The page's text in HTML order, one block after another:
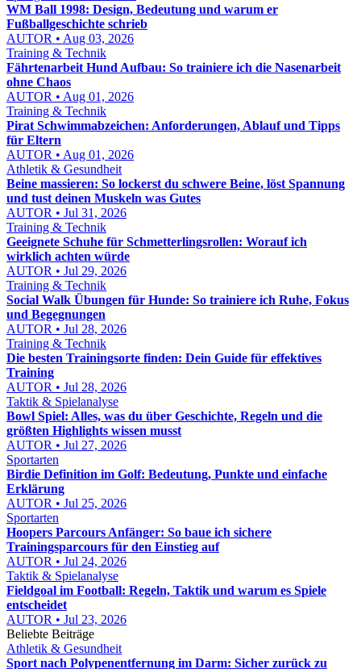
WM Ball 1998: Design, Bedeutung und warum er
Fußballgeschichte schrieb
AUTOR • Aug 03, 2026
Training & Technik
Fährtenarbeit Hund Aufbau: So trainiere ich die Nasenarbeit
ohne Chaos
AUTOR • Aug 01, 2026
Training & Technik
Pirat Schwimmabzeichen: Anforderungen, Ablauf und Tipps
für Eltern
AUTOR • Aug 01, 2026
Athletik & Gesundheit
Beine massieren: So lockerst du schwere Beine, löst Spannung
und tust deinen Muskeln was Gutes
AUTOR • Jul 31, 2026
Training & Technik
Geeignete Schuhe für Schmetterlingsrollen: Worauf ich
wirklich achten würde
AUTOR • Jul 29, 2026
Training & Technik
Social Walk Übungen für Hunde: So trainiere ich Ruhe, Fokus
und Begegnungen
AUTOR • Jul 28, 2026
Training & Technik
Die besten Trainingsorte finden: Dein Guide für effektives
Training
AUTOR • Jul 28, 2026
Taktik & Spielanalyse
Bowl Spiel: Alles, was du über Geschichte, Regeln und die
größten Highlights wissen musst
AUTOR • Jul 27, 2026
Sportarten
Birdie Definition im Golf: Bedeutung, Punkte und einfache
Erklärung
AUTOR • Jul 25, 2026
Sportarten
Hoopers Parcours Anfänger: So baue ich sichere
Trainingsparcours für den Einstieg auf
AUTOR • Jul 24, 2026
Taktik & Spielanalyse
Fieldgoal im Football: Regeln, Taktik und warum es Spiele
entscheidet
AUTOR • Jul 23, 2026
Beliebte Beiträge
Athletik & Gesundheit
Sport nach Polypenentfernung im Darm: Sicher zurück zu